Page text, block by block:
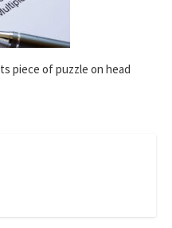
piece of puzzle on head